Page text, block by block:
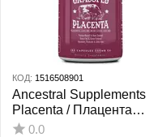
КОД: 1516508901
Ancestral Supplements
Placenta / Плацента
Підтримка після пологів,
0.0